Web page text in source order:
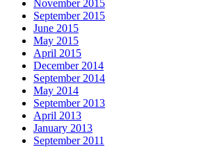
November 2015
September 2015
June 2015
May 2015
April 2015
December 2014
September 2014
May 2014
September 2013
April 2013
January 2013
September 2011